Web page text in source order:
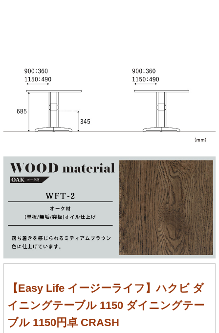
【Easy Life イージーライフ】ハクビ ダ
イニングテーブル 1150 ダイニングテー
ブル 1150円卓 CRASH